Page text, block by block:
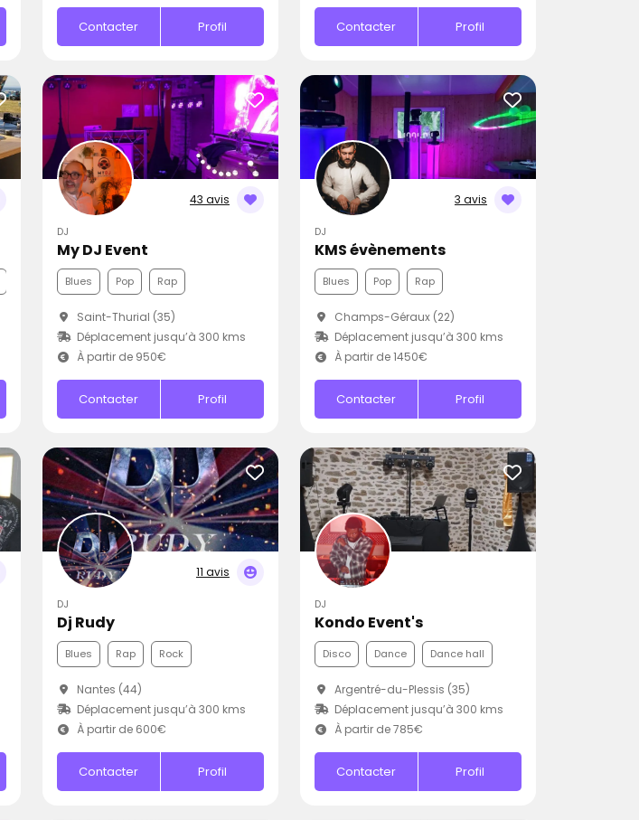
Contacter Profil Contacter Profil
43 avis
DJ
My DJ Event
Blues Pop Rap
Saint-Thurial (35)
Déplacement jusqu’à 300 kms
À partir de 950€
Contacter Profil
3 avis
DJ
KMS évènements
Blues Pop Rap
Champs-Géraux (22)
Déplacement jusqu’à 300 kms
À partir de 1450€
Contacter Profil
11 avis
DJ
Dj Rudy
Blues Rap Rock
Nantes (44)
Déplacement jusqu’à 300 kms
À partir de 600€
Contacter Profil
DJ
Kondo Event's
Disco Dance Dance hall
Argentré-du-Plessis (35)
Déplacement jusqu’à 300 kms
À partir de 785€
Contacter Profil